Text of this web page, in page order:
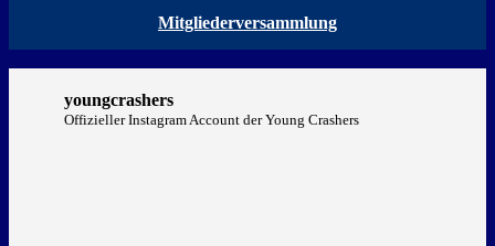
Mitgliederversammlung
youngcrashers
Offizieller Instagram Account der Young Crashers